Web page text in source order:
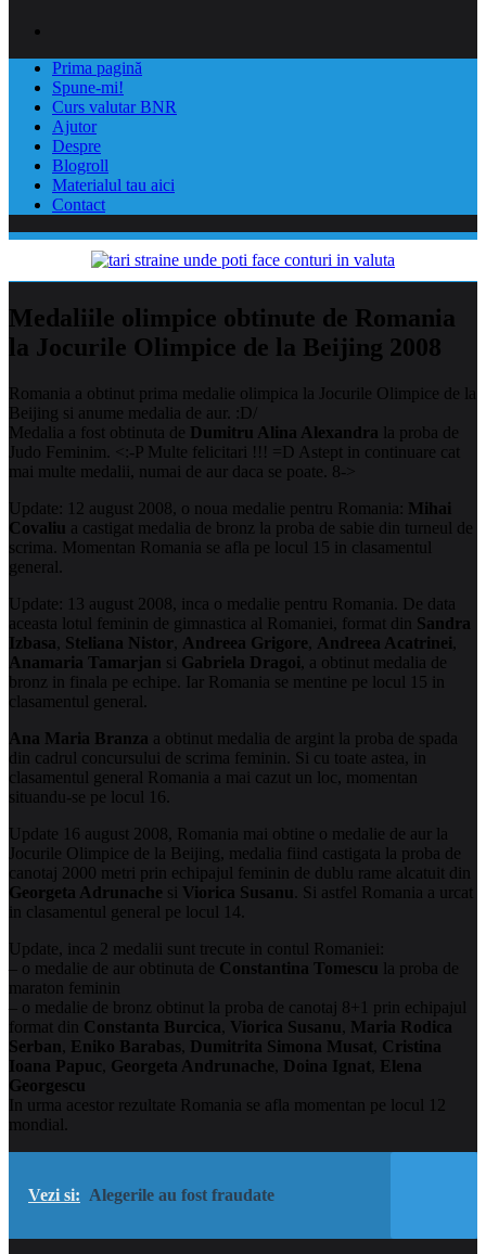
Prima pagină
Spune-mi!
Curs valutar BNR
Ajutor
Despre
Blogroll
Materialul tau aici
Contact
Medaliile olimpice obtinute de Romania
la Jocurile Olimpice de la Beijing 2008
Romania a obtinut prima medalie olimpica la Jocurile Olimpice de la
Beijing si anume medalia de aur. :D/
Medalia a fost obtinuta de Dumitru Alina Alexandra la proba de
Judo Feminim. <:-P Multe felicitari !!! =D Astept in continuare cat
mai multe medalii, numai de aur daca se poate. 8->
Update: 12 august 2008, o noua medalie pentru Romania: Mihai
Covaliu a castigat medalia de bronz la proba de sabie din turneul de
scrima. Momentan Romania se afla pe locul 15 in clasamentul
general.
Update: 13 august 2008, inca o medalie pentru Romania. De data
aceasta lotul feminin de gimnastica al Romaniei, format din Sandra
Izbasa, Steliana Nistor, Andreea Grigore, Andreea Acatrinei,
Anamaria Tamarjan si Gabriela Dragoi, a obtinut medalia de
bronz in finala pe echipe. Iar Romania se mentine pe locul 15 in
clasamentul general.
Ana Maria Branza a obtinut medalia de argint la proba de spada
din cadrul concursului de scrima feminin. Si cu toate astea, in
clasamentul general Romania a mai cazut un loc, momentan
situandu-se pe locul 16.
Update 16 august 2008, Romania mai obtine o medalie de aur la
Jocurile Olimpice de la Beijing, medalia fiind castigata la proba de
canotaj 2000 metri prin echipajul feminin de dublu rame alcatuit din
Georgeta Adrunache si Viorica Susanu
. Si astfel Romania a urcat
in clasamentul general pe locul 14.
Update, inca 2 medalii sunt trecute in contul Romaniei:
– o medalie de aur obtinuta de Constantina Tomescu la proba de
maraton feminin
– o medalie de bronz obtinut la proba de canotaj 8+1 prin echipajul
format din Constanta Burcica, Viorica Susanu, Maria Rodica
Serban, Eniko Barabas, Dumitrita Simona Musat, Cristina
Ioana Papuc, Georgeta Andrunache, Doina Ignat, Elena
Georgescu
In urma acestor rezultate Romania se afla momentan pe locul 12
mondial.
Vezi si: Alegerile au fost fraudate